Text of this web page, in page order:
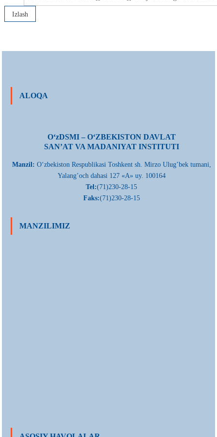
ALOQA
О‘zDSMI – О‘ZBEKISTON DAVLAT
SAN’AT VA MADANIYAT INSTITUTI
Manzil: О‘zbekiston Respublikasi Toshkent sh. Mirzo Ulug’bek tumani,
Yalang’och dahasi 127 «A» uy. 100164
Tel:(71)230-28-15
Faks:(71)230-28-15
MANZILIMIZ